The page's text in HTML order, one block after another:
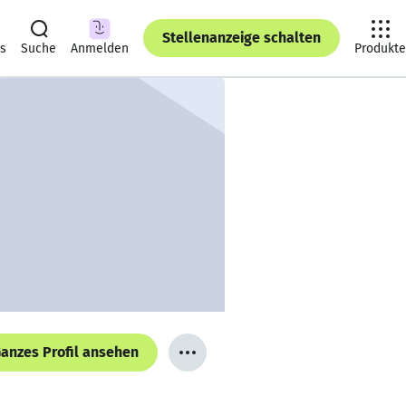
Suche Anmelden
Stellenanzeige schalten
Produkte
Profil ansehen